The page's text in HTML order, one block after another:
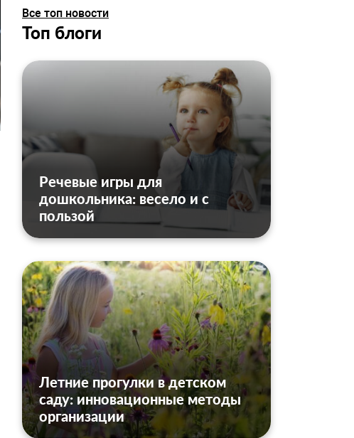
Все топ новости
Топ блоги
Речевые игры для
дошкольника: весело и с
пользой
Летние прогулки в детском
саду: инновационные методы
организации